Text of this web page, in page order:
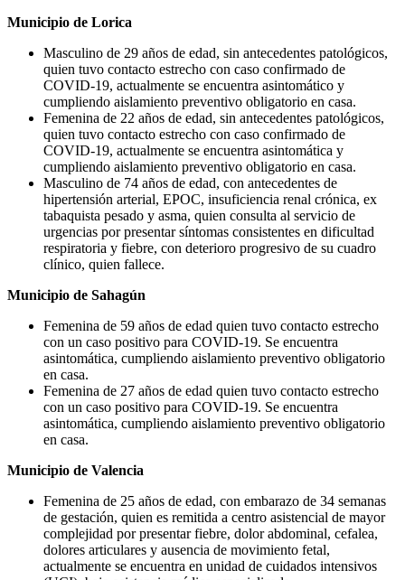
Municipio de Lorica
Masculino de 29 años de edad, sin antecedentes patológicos,
quien tuvo contacto estrecho con caso confirmado de
COVID-19, actualmente se encuentra asintomático y
cumpliendo aislamiento preventivo obligatorio en casa.
Femenina de 22 años de edad, sin antecedentes patológicos,
quien tuvo contacto estrecho con caso confirmado de
COVID-19, actualmente se encuentra asintomática y
cumpliendo aislamiento preventivo obligatorio en casa.
Masculino de 74 años de edad, con antecedentes de
hipertensión arterial, EPOC, insuficiencia renal crónica, ex
tabaquista pesado y asma, quien consulta al servicio de
urgencias por presentar síntomas consistentes en dificultad
respiratoria y fiebre, con deterioro progresivo de su cuadro
clínico, quien fallece.
Municipio de Sahagún
Femenina de 59 años de edad quien tuvo contacto estrecho
con un caso positivo para COVID-19. Se encuentra
asintomática, cumpliendo aislamiento preventivo obligatorio
en casa.
Femenina de 27 años de edad quien tuvo contacto estrecho
con un caso positivo para COVID-19. Se encuentra
asintomática, cumpliendo aislamiento preventivo obligatorio
en casa.
Municipio de Valencia
Femenina de 25 años de edad, con embarazo de 34 semanas
de gestación, quien es remitida a centro asistencial de mayor
complejidad por presentar fiebre, dolor abdominal, cefalea,
dolores articulares y ausencia de movimiento fetal,
actualmente se encuentra en unidad de cuidados intensivos